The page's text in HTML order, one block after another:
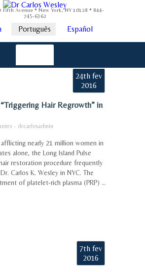
Fifth Avenue * New York, NY 10128 * 844-
745-6362
Português Español
24th fev
2016
Hair Regrowth” in
- drcarlosadmin
nearly 21 million women in
alone, the Long Island Pulse
restoration procedure frequently
Carlos K. Wesley in NYC. The
of platelet-rich plasma (PRP) ...
7th fev
2016